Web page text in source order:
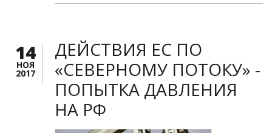
14
НОЯ
2017
ДЕЙСТВИЯ ЕС ПО
«СЕВЕРНОМУ ПОТОКУ» -
ПОПЫТКА ДАВЛЕНИЯ
НА РФ